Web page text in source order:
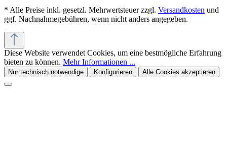
* Alle Preise inkl. gesetzl. Mehrwertsteuer zzgl. Versandkosten und
ggf. Nachnahmegebühren, wenn nicht anders angegeben.
Diese Website verwendet Cookies, um eine bestmögliche Erfahrung
bieten zu können. Mehr Informationen ...
Nur technisch notwendige Konfigurieren Alle Cookies akzeptieren